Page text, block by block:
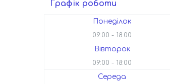
Графік роботи
Понеділок
09:00 18:00
Вівторок
09:00 18:00
Середа